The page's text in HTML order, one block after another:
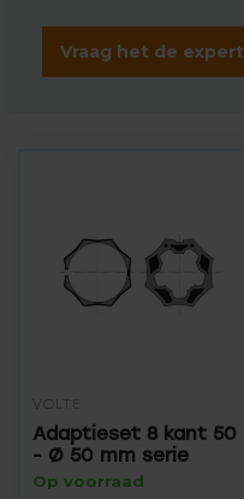
Vraag het de expert
VOLTE
Adaptieset 8 kant 50
- Ø 50 mm serie
Op voorraad